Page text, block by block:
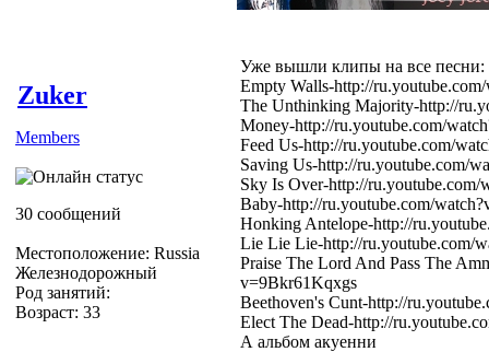
Zuker
Members
30 сообщений
Местоположение: Russia
Железнодорожный
Род занятий:
Возраст: 33
Уже вышли клипы на все песни:
Empty Walls-http://
The Unthinking Majority-http://
Money-http://ru.youtube.com/
Feed Us-http://ru.youtube.com/
Saving Us-http://ru.youtube.com/
Sky Is Over-http://
Baby-http://ru.youtube.com/
Honking Antelope-http://
Lie Lie Lie-http://ru.youtube.com/
Praise The Lord And Pass The
v=9Bkr61Kqxgs
Beethoven's Cunt-http://
Elect The Dead-http://
А альбом акуенни